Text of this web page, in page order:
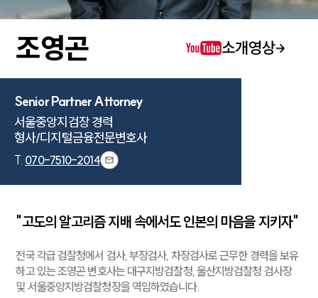
조영곤 소개영상
Senior Partner Attorney
서울중앙지검장 경력
형사/디지털금융전문변호사
T. 070-7510-2014
"고도의 알고리즘 지배 속에서도 인본의 마음을 지키자"
전국 각급 검찰청에서 검사, 부장검사, 차장검사로 근무한 경력을 보유
하고 있는 조영곤 변호사는 대구지방검찰청, 울산지방검찰청 검사장
및 서울중앙지방검찰청장을 역임하였습니다.